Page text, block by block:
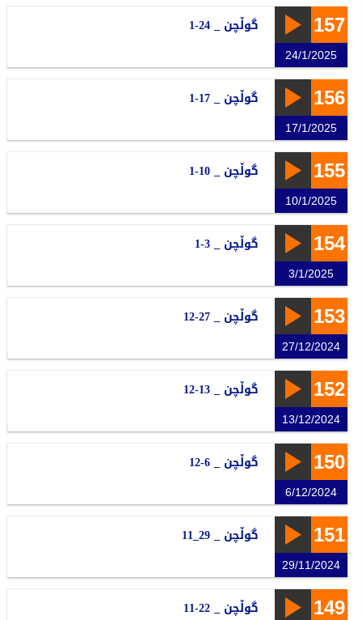
157
24/1/2025
گوڵچن _ 24-1
156
17/1/2025
گوڵچن _ 17-1
155
10/1/2025
گوڵچن _ 10-1
154
3/1/2025
گوڵچن _ 3-1
153
27/12/2024
گوڵچن _ 27-12
152
13/12/2024
گوڵچن _ 13-12
150
6/12/2024
گوڵچن _ 6-12
151
29/11/2024
گوڵچن _ 29_11
149 گوڵچن _ 22-11